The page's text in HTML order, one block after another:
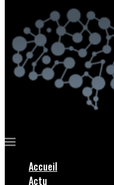
Accueil
Actu